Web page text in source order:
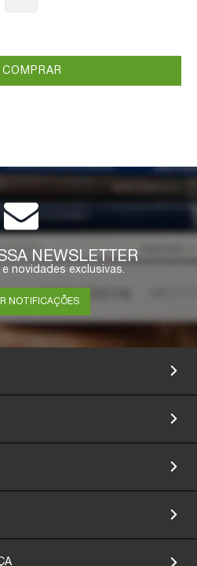
COMPRAR
NEWSLETTER
novidades exclusivas.
NOTIFICAÇÕES